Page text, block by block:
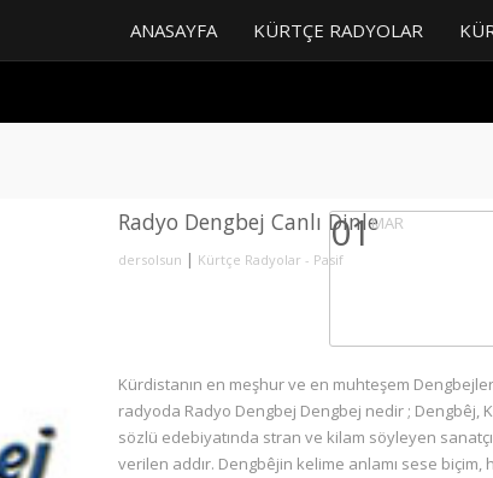
ANASAYFA KÜRTÇE RADYOLAR
Radyo Dengbej Canlı Dinle
dersolsun | Kürtçe Radyolar - Pasif
01MAR
Kürdistanın en meşhur ve en muhteşem
radyoda Radyo Dengbej Dengbej nedir ; Dengbêj,
sözlü edebiyatında stran ve kilam söyleyen
verilen addır. Dengbêjin kelime anlamı sese biçim,